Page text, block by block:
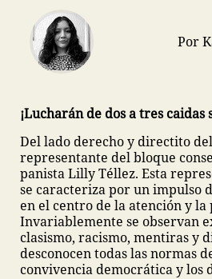
Por
¡Lucharán de dos a tres
Del lado derecho y directito
representante del bloque
panista Lilly Téllez. Esta
se caracteriza por un impulso
en el centro de la atención y la
Invariablemente se observan
clasismo, racismo, mentiras y
desconocen todas las normas
convivencia democrática y los